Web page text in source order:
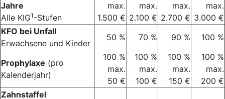
Jahre
Alle KIG1 -Stufen
max.
1.500 €
max.
2.100 €
max.
2.700 €
max.
3.000 €
KFO bei Unfall
Erwachsene und Kinder
50 % 70 % 90 % 100 %
Prophylaxe (pro
Kalenderjahr)
100 %
max.
50 €
100 %
max.
100 €
100 %
max.
150 €
100 %
max.
200 €
Zahnstaffel